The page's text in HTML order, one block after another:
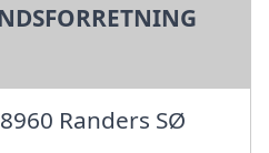
Randers SØ